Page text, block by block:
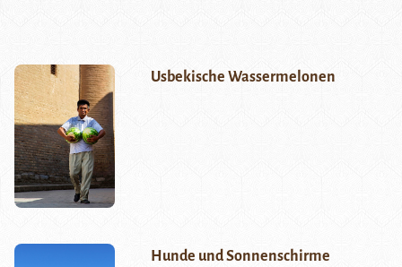
Usbekische Wassermelonen
Hunde und Sonnenschirme